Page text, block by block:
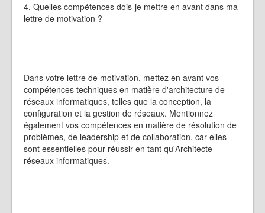
4. Quelles compétences dois-je mettre en avant dans ma
lettre de motivation ?
Dans votre lettre de motivation, mettez en avant vos
compétences techniques en matière d'architecture de
réseaux informatiques, telles que la conception, la
configuration et la gestion de réseaux. Mentionnez
également vos compétences en matière de résolution de
problèmes, de leadership et de collaboration, car elles
sont essentielles pour réussir en tant qu'Architecte
réseaux informatiques.